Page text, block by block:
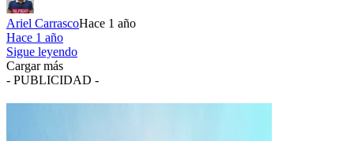
Ariel CarrascoHace 1 año
Hace 1 año
Sigue leyendo
Cargar más
- PUBLICIDAD -